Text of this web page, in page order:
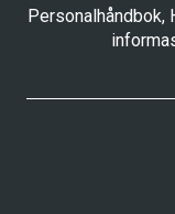
Personalhåndbok,